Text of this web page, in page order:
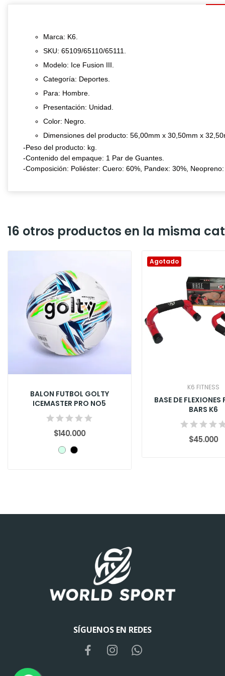
Marca: K6.
SKU: 65109/65110/65111.
Modelo: Ice Fusion III.
Categoría: Deportes.
Para: Hombre.
Presentación: Unidad.
Color: Negro.
Dimensiones del producto: 56,00mm x 30,50mm x
-Peso del producto: kg.
-Contenido del empaque: 1 Par de Guantes.
-Composición: Poliéster: Cuero: 60%, Pandex: 30%,
16 otros productos en la misma
BALON FUTBOL GOLTY
ICEMASTER PRO NO5
$140.000
Agotado
K6 FITNESS
BASE DE FLEXIONES
BARS K6
$45.000
SÍGUENOS EN REDES